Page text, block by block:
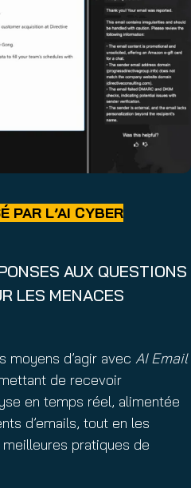
PAR L’AI CYBER
AUX QUESTIONS
LES MENACES
moyens d’agir avec AI Email
de recevoir
en temps réel, alimentée
d’emails, tout en les
pratiques de